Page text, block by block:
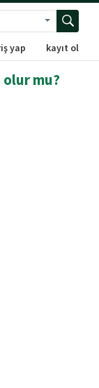
Gelişmiş
yap kayıt ol
mu?